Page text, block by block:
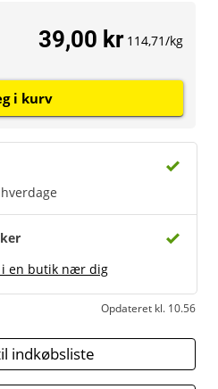
i en butik nær dig
Opdateret kl. 10.56
39,00 kr 114,71/kg
i kurv
indkøbsliste